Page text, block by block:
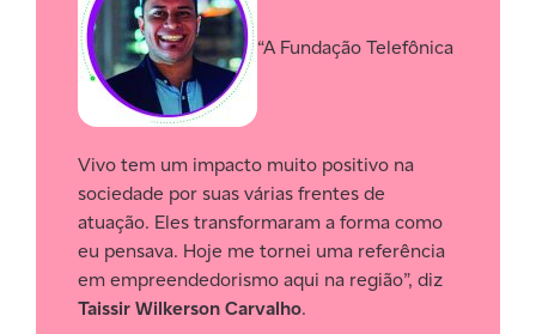
“A Fundação Telefônica
Vivo tem um impacto muito positivo na
sociedade por suas várias frentes de
atuação. Eles transformaram a forma como
eu pensava. Hoje me tornei uma referência
em empreendedorismo aqui na região”, diz
Taissir Wilkerson Carvalho.